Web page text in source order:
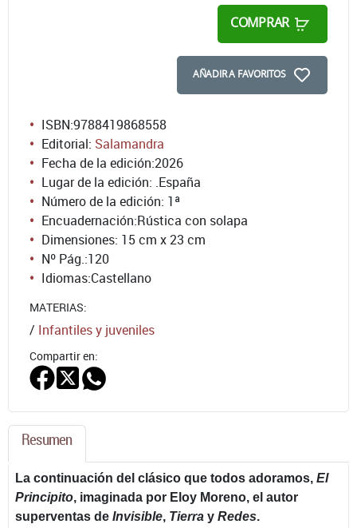
COMPRAR
AÑADIR A FAVORITOS
ISBN:9788419868558
Editorial: Salamandra
Fecha de la edición:2026
Lugar de la edición: .España
Número de la edición: 1ª
Encuadernación:Rústica con solapa
Dimensiones: 15 cm x 23 cm
Nº Pág.:120
Idiomas:Castellano
MATERIAS:
/ Infantiles y juveniles
Compartir en:
Resumen
La continuación del clásico que todos adoramos, El
Principito, imaginada por Eloy Moreno, el autor
superventas de Invisible, Tierra y Redes.